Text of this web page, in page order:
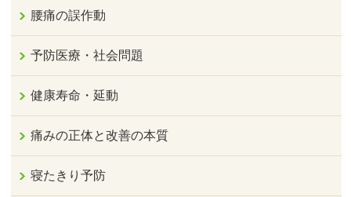
腰痛の誤作動
予防医療・社会問題
健康寿命・延動
痛みの正体と改善の本質
寝たきり予防